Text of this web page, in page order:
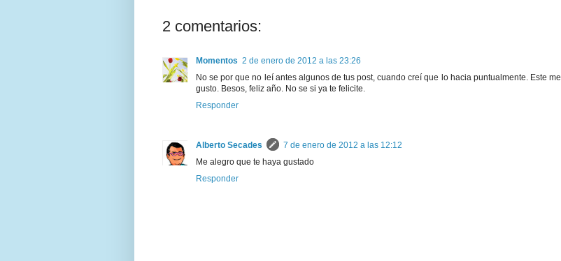
2 comentarios:
Momentos 2 de enero de 2012 a las 23:26
No se por que no leí antes algunos de tus post, cuando creí que lo hacia puntualmente. Este me
gusto. Besos, feliz año. No se si ya te felicite.
Responder
Alberto Secades
7 de enero de 2012 a las 12:12
Me alegro que te haya gustado
Responder